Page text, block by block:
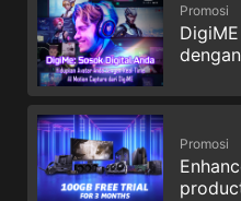
Promosi
Promosi